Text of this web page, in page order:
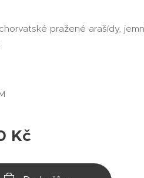
pražené arašídy,
Kč